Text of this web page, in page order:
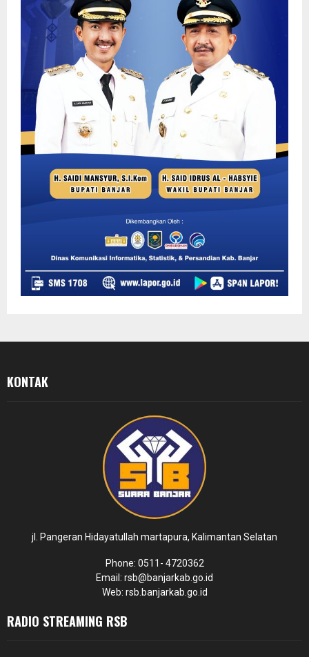
KONTAK
jl. Pangeran Hidayatullah martapura, Kalimantan Selatan
Phone: 0511- 4720362
Email: rsb@banjarkab.go.id
Web: rsb.banjarkab.go.id
RADIO STREAMING RSB